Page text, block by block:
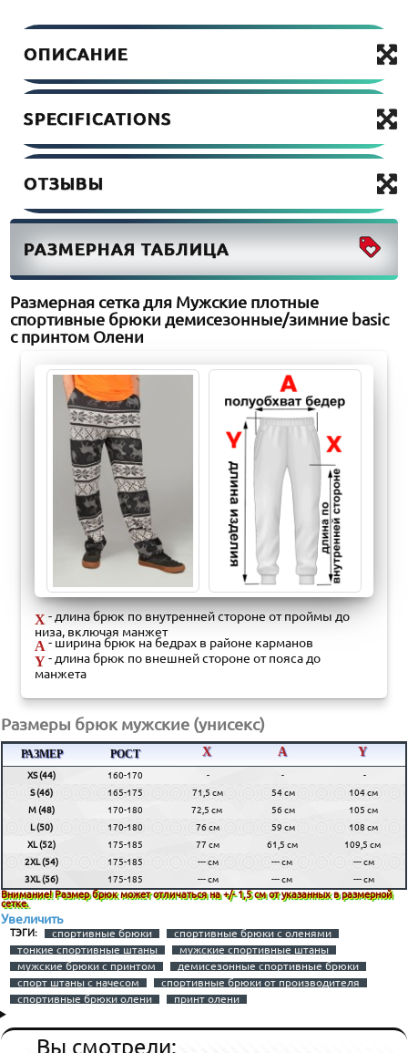
ОПИСАНИЕ
SPECIFICATIONS
ОТЗЫВЫ
РАЗМЕРНАЯ ТАБЛИЦА
Размерная сетка для Мужские плотные
спортивные брюки демисезонные/зимние basic
с принтом Олени
X - длина брюк по внутренней стороне от проймы до
низа, включая манжет
A - ширина брюк на бедрах в районе карманов
Y- длина брюк по внешней стороне от пояса до
манжета
Размеры брюк мужские (унисекс)
РАЗМЕР РОСТ X A Y
XS (44) 160-170 - -
-
S (46)
165-175 71,5 см 54 см
104 см
M (48)
170-180 72,5 см 56 см
105 см
L (50)
170-180 76 см 59 см
108 см
XL (52)
175-185 77 см 61,5 см
109,5 см
2XL (54)
175-185 --- см --- см
--- см
3XL (56)
175-185 --- см --- см --- см
Внимание! Размер брюк может отличаться на +/- 1,5 см от указанных в размерной
сетке.
Увеличить
ТЭГИ: спортивные брюки
спортивные брюки с оленями
тонкие спортивные штаны
мужские спортивные штаны
мужские брюки с принтом
демисезонные спортивные брюки
спорт штаны с начесом
спортивные брюки от производителя
спортивные брюки олени
принт олени
Вы смотрели: